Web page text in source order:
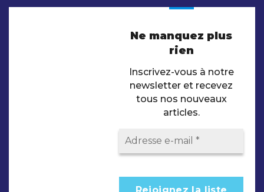
Ne manquez plus
rien
Inscrivez-vous à notre
newsletter et recevez
tous nos nouveaux
articles.